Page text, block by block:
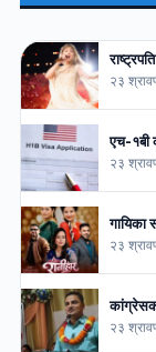
२३
एच-१बी
२३
गायिका
२३
२३